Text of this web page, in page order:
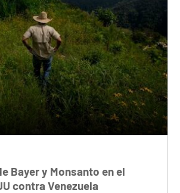
Bayer y Monsanto en el
contra Venezuela